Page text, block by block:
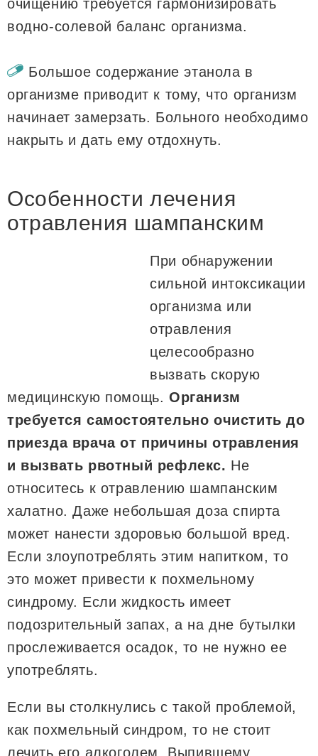
очищению требуется гармонизировать
водно-солевой баланс организма.
Большое содержание этанола в
организме приводит к тому, что организм
начинает замерзать. Больного необходимо
накрыть и дать ему отдохнуть.
Особенности лечения
отравления шампанским
При обнаружении
сильной интоксикации
организма или
отравления
целесообразно
вызвать скорую
медицинскую помощь.Организм
требуется самостоятельно очистить до
приезда врача от причины отравления
и вызвать рвотный рефлекс. Не
относитесь к отравлению шампанским
халатно. Даже небольшая доза спирта
может нанести здоровью большой вред.
Если злоупотреблять этим напитком, то
это может привести к похмельному
синдрому. Если жидкость имеет
подозрительный запах, а на дне бутылки
прослеживается осадок, то не нужно ее
употреблять.
Если вы столкнулись с такой проблемой,
как похмельный синдром, то не стоит
лечить его алкоголем. Выпившему